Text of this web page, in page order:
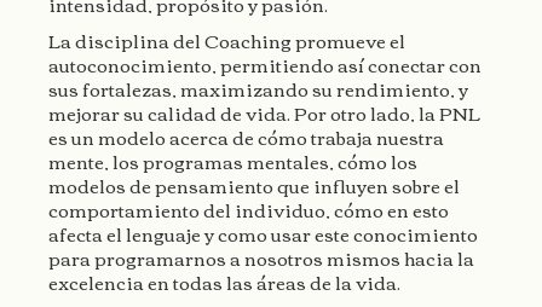
La disciplina delCoachingpromueve el
autoconocimiento, permitiendo así conectar con
sus fortalezas, maximizando su rendimiento, y
mejorar su calidad de vida. Por otro lado, la PNL
es un modelo acerca de cómo trabaja nuestra
mente, los programas mentales, cómo los
modelos de pensamiento que influyen sobre el
comportamiento del individuo, cómo en esto
afecta el lenguaje y como usar este conocimiento
para programarnos a nosotros mismos hacia la
excelencia en todas las áreas de la vida.